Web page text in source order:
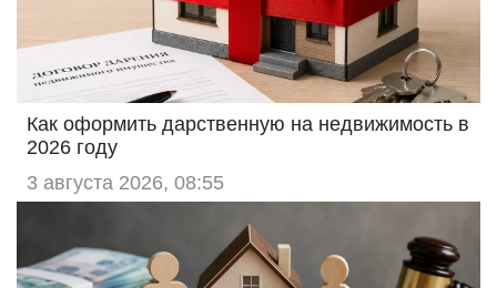
Как оформить дарственную на недвижимость в
2026 году
3 августа 2026, 08:55